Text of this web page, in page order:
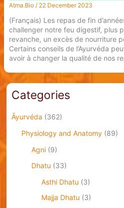
Atma.Bio / 22 December 2023
(Français) Les repas de fin
challenger notre feu digestif, plus
revanche, un excès de nourriture
Certains conseils de l’Ayurvéda
avoir à changer la qualité de nos
Categories
Āyurvéda (362)
Physiology and Anatomy(89)
Agni(9)
Dhatu (33)
Asthi Dhatu (3)
Majja Dhatu (3)